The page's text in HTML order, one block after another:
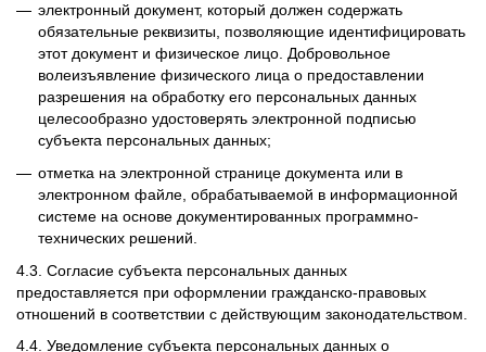
электронный документ, который должен содержать
обязательные реквизиты, позволяющие идентифицировать
этот документ и физическое лицо. Добровольное
волеизъявление физического лица о предоставлении
разрешения на обработку его персональных данных
целесообразно удостоверять электронной подписью
субъекта персональных данных;
отметка на электронной странице документа или в
электронном файле, обрабатываемой в информационной
системе на основе документированных программно-
технических решений.
4.3. Согласие субъекта персональных данных
предоставляется при оформлении гражданско-правовых
отношений в соответствии с действующим законодательством.
4.4. Уведомление субъекта персональных данных о